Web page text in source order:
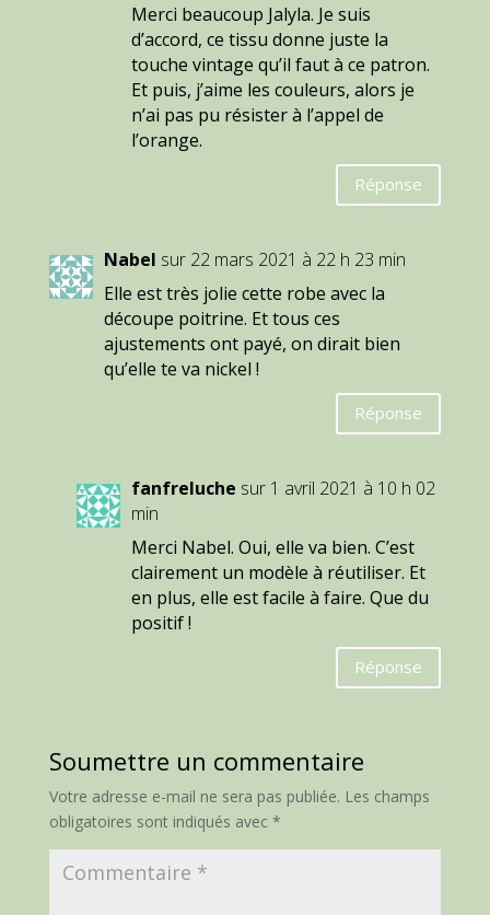
Merci beaucoup Jalyla. Je suis
d’accord, ce tissu donne juste la
touche vintage qu’il faut à ce patron.
Et puis, j’aime les couleurs, alors je
n’ai pas pu résister à l’appel de
l’orange.
Réponse
Nabel sur 22 mars 2021 à 22 h 23 min
Elle est très jolie cette robe avec la
découpe poitrine. Et tous ces
ajustements ont payé, on dirait bien
qu’elle te va nickel !
Réponse
fanfreluche sur 1 avril 2021 à 10 h 02
min
Merci Nabel. Oui, elle va bien. C’est
clairement un modèle à réutiliser. Et
en plus, elle est facile à faire. Que du
positif !
Réponse
Soumettre un commentaire
Votre adresse e-mail ne sera pas publiée. Les champs
obligatoires sont indiqués avec *